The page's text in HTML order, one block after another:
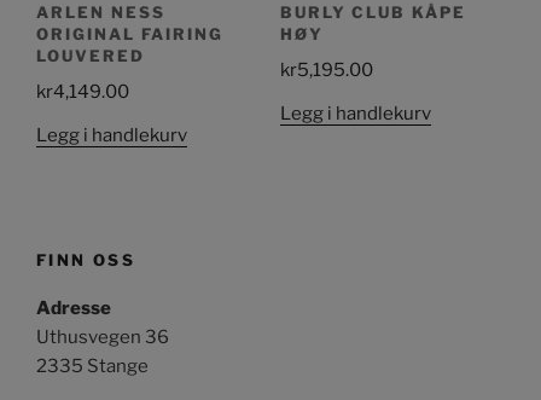
ARLEN NESS
ORIGINAL FAIRING
LOUVERED
kr4,149.00
Legg i handlekurv
BURLY CLUB KÅPE
HØY
kr5,195.00
Legg i handlekurv
FINN OSS
Adresse
Uthusvegen 36
2335 Stange